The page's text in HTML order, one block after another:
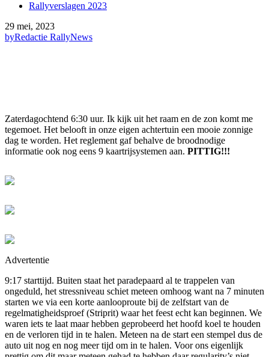
Rallyverslagen 2023
29 mei, 2023
byRedactie RallyNews
Zaterdagochtend 6:30 uur. Ik kijk uit het raam en de zon komt me
tegemoet. Het belooft in onze eigen achtertuin een mooie zonnige
dag te worden. Het reglement gaf behalve de broodnodige
informatie ook nog eens 9 kaartrijsystemen aan. PITTIG!!!
Advertentie
9:17 starttijd. Buiten staat het paradepaard al te trappelen van
ongeduld, het stressniveau schiet meteen omhoog want na 7 minuten
starten we via een korte aanlooproute bij de zelfstart van de
regelmatigheidsproef (Striprit) waar het feest echt kan beginnen. We
waren iets te laat maar hebben geprobeerd het hoofd koel te houden
en de verloren tijd in te halen. Meteen na de start een stempel dus de
auto uit nog en nog meer tijd om in te halen. Voor ons eigenlijk